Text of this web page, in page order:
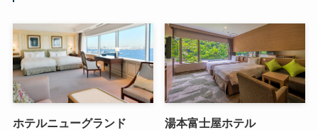
ホテルニューグランド 湯本富士屋ホテル